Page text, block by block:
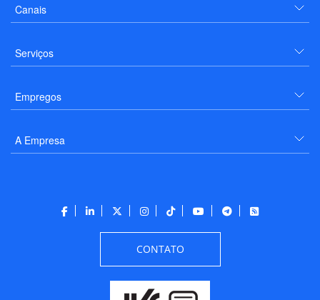
Canais
Serviços
Empregos
A Empresa
CONTATO